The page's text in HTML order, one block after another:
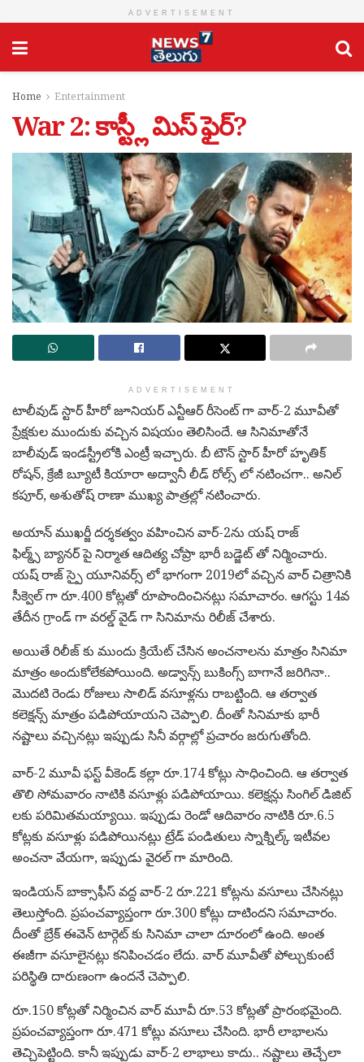
ADVERTISEMENT
Home Entertainment
War 2: కాస్ట్లీ మిస్ ఫైర్?
ADVERTISEMENT
టాలీవుడ్ స్టార్ హీరో జూనియర్ ఎన్టీఆర్ రీసెంట్ గా వార్-2 మూవీతో
ప్రేక్షకుల ముందుకు వచ్చిన విషయం తెలిసిందే. ఆ సినిమాతోనే
బాలీవుడ్ ఇండస్ట్రీలోకి ఎంట్రీ ఇచ్చారు. బీ టౌన్ స్టార్ హీరో హృతిక్
రోషన్, క్రేజీ బ్యూటీ కియారా అద్వానీ లీడ్ రోల్స్ లో నటించగా.. అనిల్
కపూర్, అశుతోష్ రాణా ముఖ్య పాత్రల్లో నటించారు.
అయాన్ ముఖర్జీ దర్శకత్వం వహించిన వార్-2ను యష్ రాజ్
ఫిల్మ్స్ బ్యానర్ పై నిర్మాత ఆదిత్య చోప్రా భారీ బడ్జెట్ తో నిర్మించారు.
యష్ రాజ్ స్పై యూనివర్స్ లో భాగంగా 2019లో వచ్చిన వార్ చిత్రానికి
సీక్వెల్ గా రూ.400 కోట్లతో రూపొందించినట్లు సమాచారం. ఆగస్టు 14వ
తేదీన గ్రాండ్ గా వరల్డ్ వైడ్ గా సినిమాను రిలీజ్ చేశారు.
అయితే రిలీజ్ కు ముందు క్రియేట్ చేసిన అంచనాలను మాత్రం సినిమా
మాత్రం అందుకోలేకపోయింది. అడ్వాన్స్ బుకింగ్స్ బాగానే జరిగినా..
మొదటి రెండు రోజులు సాలిడ్ వసూళ్లను రాబట్టింది. ఆ తర్వాత
కలెక్షన్స్ మాత్రం పడిపోయాయని చెప్పాలి. దీంతో సినిమాకు భారీ
నష్టాలు వచ్చినట్లు ఇప్పుడు సినీ వర్గాల్లో ప్రచారం జరుగుతోంది.
వార్-2 మూవీ ఫస్ట్ వీకెండ్ కల్లా రూ.174 కోట్లు సాధించింది. ఆ తర్వాత
తొలి సోమవారం నాటికి వసూళ్లు పడిపోయాయి. కలెక్షన్లు సింగిల్ డిజిట్
లకు పరిమితమయ్యాయి. ఇప్పుడు రెండో ఆదివారం నాటికి రూ.6.5
కోట్లకు వసూళ్లు పడిపోయినట్లు ట్రేడ్ పండితులు స్నాక్నిల్క్ ఇటీవల
అంచనా వేయగా, ఇప్పుడు వైరల్ గా మారింది.
ఇండియన్ బాక్సాఫీస్ వద్ద వార్-2 రూ.221 కోట్లను వసూలు చేసినట్లు
తెలుస్తోంది. ప్రపంచవ్యాప్తంగా రూ.300 కోట్లు దాటిందని సమాచారం.
దీంతో బ్రేక్ ఈవెన్ టార్గెట్ కు సినిమా చాలా దూరంలో ఉంది. అంత
ఈజీగా వసూలైనట్లు కనిపించడం లేదు. వార్ మూవీతో పోల్చుకుంటే
పరిస్థితి దారుణంగా ఉందనే చెప్పాలి.
రూ.150 కోట్లతో నిర్మించిన వార్ మూవీ రూ.53 కోట్లతో ప్రారంభమైంది.
ప్రపంచవ్యాప్తంగా రూ.471 కోట్లు వసూలు చేసింది. భారీ లాభాలను
తెచ్చిపెట్టింది. కానీ ఇప్పుడు వార్-2 లాభాలు కాదు.. నష్టాలు తెచ్చేలా